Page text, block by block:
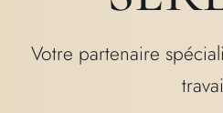
Votre partenaire